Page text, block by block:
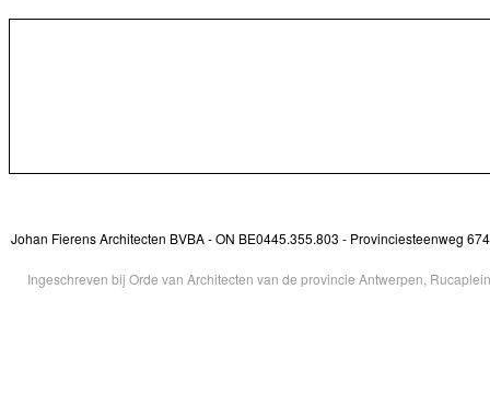
Johan Fierens Architecten BVBA - ON BE0445.355.803 - Provinciesteenweg
Ingeschreven bij Orde van Architecten van de provincie Antwerpen,